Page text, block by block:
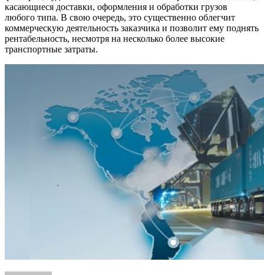
касающиеся доставки, оформления и обработки грузов
любого типа. В свою очередь, это существенно облегчит
коммерческую деятельность заказчика и позволит ему поднять
рентабельность, несмотря на несколько более высокие
транспортные затраты.